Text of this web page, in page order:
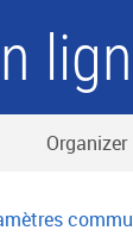
Organizer